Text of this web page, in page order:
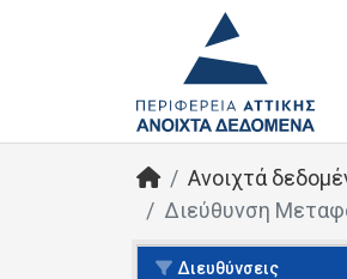
Ανοιχτά
Διεύθυνση
Διευθύνσεις